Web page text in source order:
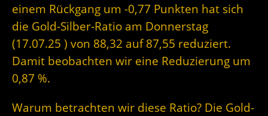
einem Rückgang um -0,77 Punkten hat sich
die Gold-Silber-Ratio am Donnerstag
(17.07.25 ) von 88,32 auf 87,55 reduziert.
Damit beobachten wir eine Reduzierung um
0,87 %.
Warum betrachten wir diese Ratio? Die Gold-